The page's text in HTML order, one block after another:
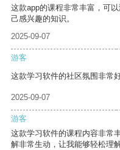
这款app的课程非常丰富，可
己感兴趣的知识。
2025-09-07
游客
这款学习软件的社区氛围非常
2025-09-07
游客
这款学习软件的课程内容非常
解非常生动，让我能够轻松理